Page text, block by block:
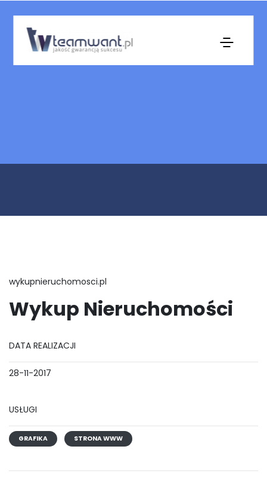
wykupnieruchomosci.pl
Wykup Nieruchomości
DATA REALIZACJI
28-11-2017
USŁUGI
GRAFIKA STRONA WWW